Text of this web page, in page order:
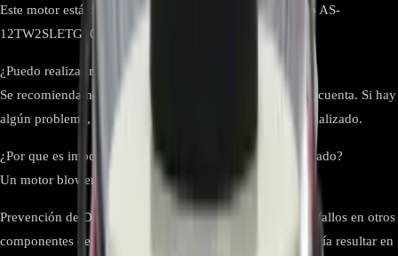
Este motor está diseñado específicamente para el modelo AS-
12TW2SLETG00.
¿Puedo realizar reparaciones en el motor por mi cuenta?
Se recomienda no intentar reparaciones complejas por tu cuenta. Si hay
algún problema, lo mejor es contactar a un técnico especializado.
¿Por que es importante tener el motor blower en buen estado?
Un motor blower en buen estado nos ayuda a:
Prevención de Daños: Un motor dañado puede provocar fallos en otros
componentes del sistema, como el compresor, lo que podría resultar en